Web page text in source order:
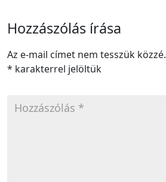
Hozzászólás írása
Az e-mail címet nem tesszük közzé.
* karakterrel jelöltük